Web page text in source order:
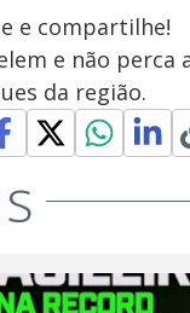
e compartilhe!
e não perca
da região.